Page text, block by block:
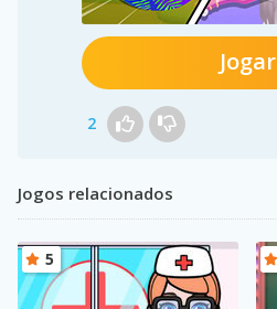
Jogar
2
Jogos relacionados
5